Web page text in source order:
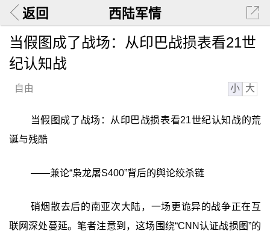
返回 西陆军情
当假图成了战场：从印巴战损表看21世
纪认知战
自由 小 大
当假图成了战场：从印巴战损表看21世纪认知战的荒
诞与残酷
——兼论“枭龙屠S400”背后的舆论绞杀链
硝烟散去后的南亚次大陆，一场更诡异的战争正在互
联网深处蔓延。笔者注意到，这场围绕“CNN认证战损图”的